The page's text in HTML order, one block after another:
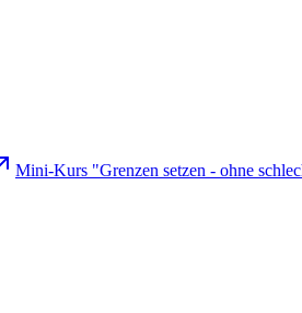
Mini-Kurs "Grenzen setzen - ohne